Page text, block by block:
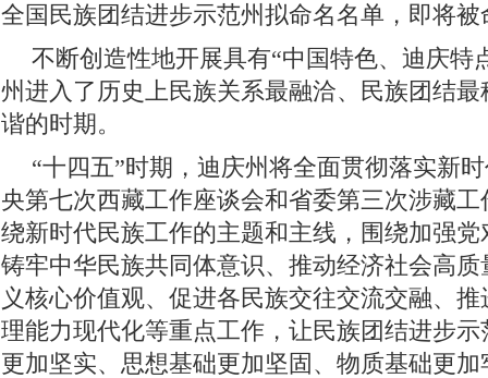
全国民族团结进步示范州拟命名名单，即将被
不断创造性地开展具有“中国特色、迪庆特
州进入了历史上民族关系最融洽、民族团结
谐的时期。
“十四五”时期，迪庆州将全面贯彻落实新
央第七次西藏工作座谈会和省委第三次涉藏
绕新时代民族工作的主题和主线，围绕加强
铸牢中华民族共同体意识、推动经济社会高
义核心价值观、促进各民族交往交流交融、
理能力现代化等重点工作，让民族团结进步
更加坚实、思想基础更加坚固、物质基础更